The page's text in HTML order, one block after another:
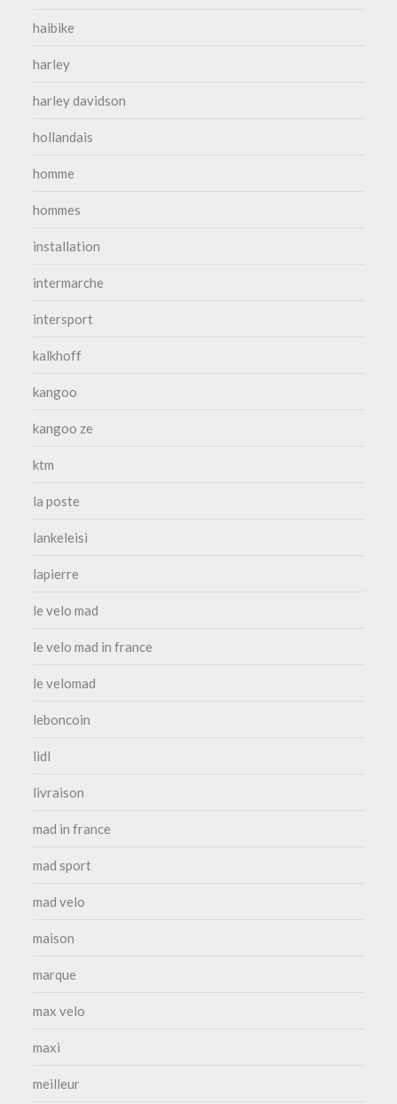
haibike
harley
harley davidson
hollandais
homme
hommes
installation
intermarche
intersport
kalkhoff
kangoo
kangoo ze
ktm
la poste
lankeleisi
lapierre
le velo mad
le velo mad in france
le velomad
leboncoin
lidl
livraison
mad in france
mad sport
mad velo
maison
marque
max velo
maxi
meilleur